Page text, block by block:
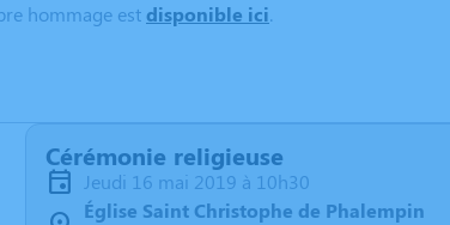
hommage est disponible ici.
Cérémonie religieuse
jeudi 16 mai 2019 à 10h30
Église Saint Christophe de Phalempin